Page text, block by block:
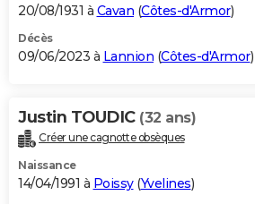
20/08/1931 à Cavan (Côtes-d'Armor)
Décès
09/06/2023 à Lannion (Côtes-d'Armor)
Justin TOUDIC (32 ans)
Créer une cagnotte obsèques
Naissance
14/04/1991 à Poissy(Yvelines)